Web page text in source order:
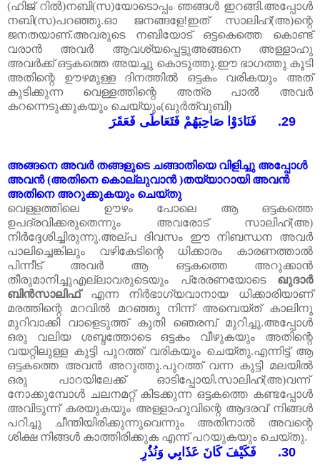
(ഹിജ് റിൽ)നബി(സ)യോടൊപ്പം ഞങ്ങൾ ഇറങ്ങി.അപ്പോൾ
നബി(സ)പറഞ്ഞു.ഓ ജനങ്ങളേ!ഇത് സാലിഹ്(അ)ന്റെ
ജനതയാണ്.അവരുടെ നബിയോട് ഒട്ടകെത്തെ കൊണ്ട്
വരാൻ അവർ ആവശ്യപ്പെട്ടുഅങ്ങനെ അള്ളാഹു
അവർക്ക് ഒട്ടകത്തെ അയച്ചു കൊടുത്തു.ഈ ഭാഗത്തു കൂടി
അതിന്റെ ഊഴമുള്ള ദിനത്തിൽ ഒട്ടകം വരികയും അത്
കുടിക്കുന്ന വെള്ളത്തിന്റെ അത്ര പാൽ അവർ
കറന്നെടുക്കുകയും ചെയ്യും(ഖുർത്വുബി)
29. فَنَادَوْا صَاحِبَهُمْ فَتَعَاطَى فَعَقَرَ
അങ്ങനെ അവർ തങ്ങളുടെ ചങ്ങാതിയെ വിളിച്ചു അപ്പോൾ
അവൻ(അതിനെ കൊല്ലുവാൻ)തയ്യാറായി അവൻ
അതിനെ അറുക്കുകയും ചെയ്തു
വെള്ളത്തിലെ
ഊഴം പോലെ ആ
ഒട്ടകത്തെ
ഉപദ്രവിക്കരുതെന്നും
അവരോട് സാലിഹ്(അ)
നിർദ്ദേശിച്ചിരുന്നു.അല്പ ദിവസം ഈ നിബന്ധന
അവർ
പാലിച്ചെങ്കിലും
വഴികേടിന്റെ ധിക്കാരം
കാരണത്താൽ
പിന്നീട്
അവർ ആ ഒട്ടകത്തെ
അറുക്കാൻ
തീരുമാനിച്ചുഎല്ലാവരുടെയും പ്രേരണയോടെ ഖുദാർ
ബിൻസാലിഫ്എന്ന നിർഭാഗ്യവാനായ ധിക്കാരിയാണ്
മരത്തിന്റെ മറവിൽ മറഞ്ഞു നിന്ന് അമ്പെയ്ത് കാലിനു
മുറിവാക്കി വാളെടുത്ത് കുതി ഞെരമ്പ് മുറിച്ചു.അപ്പോൾ
ഒരു വലിയ ശബ്ദത്തോടെ ഒട്ടകം വീഴുകയും അതിന്റെ
വയറ്റിലുള്ള കുട്ടി പുറത്ത് വരികയും ചെയ്തു.എന്നിട്ട് ആ
ഒട്ടകത്തെ അവൻ അറുത്തു.പുറത്ത് വന്ന കുട്ടി മലയിൽ
ഒരു പാറയിലേക്ക് ഓടിപ്പോയി.സാലിഹ്(അ)വന്ന്
നോക്കുമ്പോൾ ചലനമറ്റ് കിടക്കുന്ന ഒട്ടകത്തെ കണ്ടപ്പോൾ
അവിടുന്ന് കരയുകയും അള്ളാഹുവിന്റെ ആദരവ് നിങ്ങൾ
പറിച്ചു ചീന്തിയിരിക്കുന്നുവെന്നും അതിനാൽ അവന്റെ
ശിക്ഷ നിങ്ങൾ കാത്തിരിക്കുക എന്ന് പറയുകയും ചെയ്തു.
30. فَكَيْفَ كَانَ عَذَابِي وَنُذُرِ